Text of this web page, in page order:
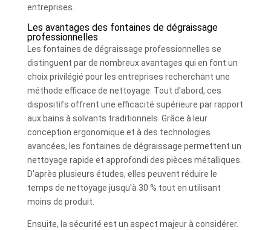
entreprises.
Les avantages des fontaines de dégraissage
professionnelles
Les fontaines de dégraissage professionnelles se
distinguent par de nombreux avantages qui en font un
choix privilégié pour les entreprises recherchant une
méthode efficace de nettoyage. Tout d'abord, ces
dispositifs offrent une efficacité supérieure par rapport
aux bains à solvants traditionnels. Grâce à leur
conception ergonomique et à des technologies
avancées, les fontaines de dégraissage permettent un
nettoyage rapide et approfondi des pièces métalliques.
D'après plusieurs études, elles peuvent réduire le
temps de nettoyage jusqu'à 30 % tout en utilisant
moins de produit.
Ensuite, la sécurité est un aspect majeur à considérer.